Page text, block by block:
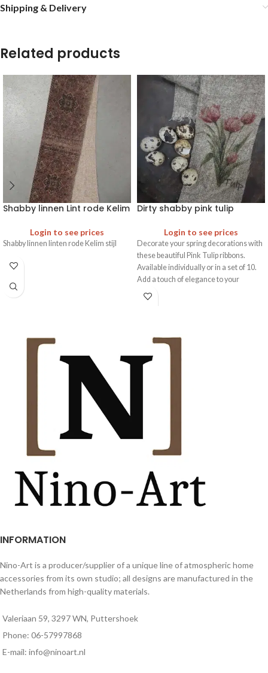
Shipping & Delivery
Related products
Shabby linnen Lint rode Kelim
Login to see prices
Shabby linnen linten rode Kelim stijl
Dirty shabby pink tulip
Login to see prices
Decorate your spring decorations with
these beautiful Pink Tulip ribbons.
Available individually or in a set of 10.
Add a touch of elegance to your
creative projects.
INFORMATION
Nino-Art is a producer/supplier of a unique line of atmospheric home
accessories from its own studio; all designs are manufactured in the
Netherlands from high-quality materials.
Valeriaan 59, 3297 WN, Puttershoek
Phone: 06-57997868
E-mail: info@ninoart.nl